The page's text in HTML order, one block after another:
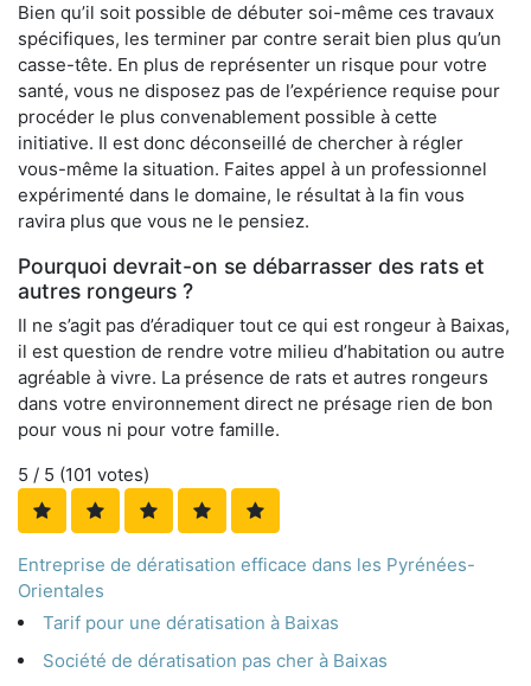
Bien qu’il soit possible de débuter soi-même ces travaux
spécifiques, les terminer par contre serait bien plus qu’un
casse-tête. En plus de représenter un risque pour votre
santé, vous ne disposez pas de l’expérience requise pour
procéder le plus convenablement possible à cette
initiative. Il est donc déconseillé de chercher à régler
vous-même la situation. Faites appel à un professionnel
expérimenté dans le domaine, le résultat à la fin vous
ravira plus que vous ne le pensiez.
Pourquoi devrait-on se débarrasser des rats et
autres rongeurs ?
Il ne s’agit pas d’éradiquer tout ce qui est rongeur à Baixas,
il est question de rendre votre milieu d’habitation ou autre
agréable à vivre. La présence de rats et autres rongeurs
dans votre environnement direct ne présage rien de bon
pour vous ni pour votre famille.
5 / 5 (101 votes)
Entreprise de dératisation efficace dans les Pyrénées-
Orientales
Tarif pour une dératisation à Baixas
Société de dératisation pas cher à Baixas